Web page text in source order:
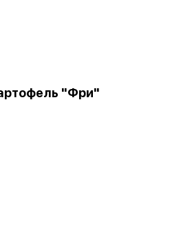
"Фри"